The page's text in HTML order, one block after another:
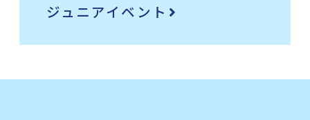
ジュニアイベント